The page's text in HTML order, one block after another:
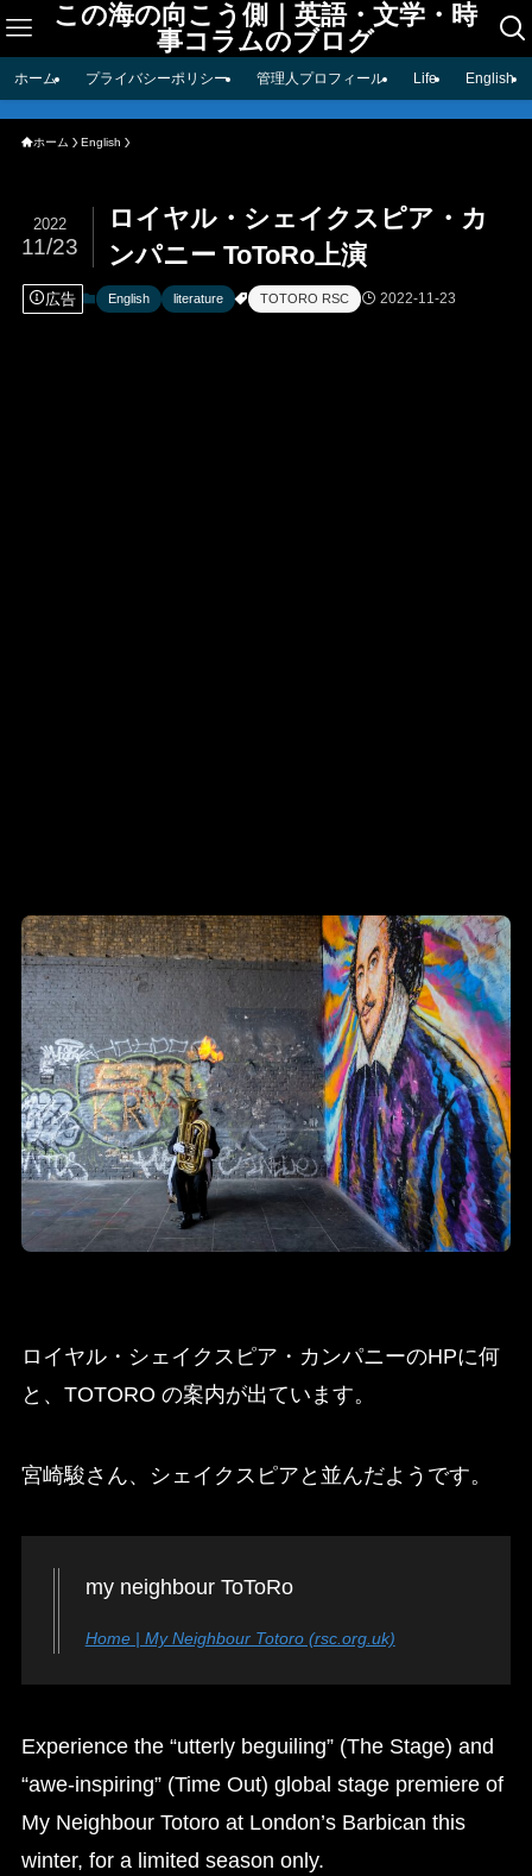
この海の向こう側｜英語・文学・時
事コラムのブログ
ホーム プライバシーポリシー 管理人プロフィール Life English
ホーム English
ロイヤル・シェイクスピア・カ
ンパニー ToToRo上演
2022
11/23
広告 English literature TOTORO RSC 2022-11-23
ロイヤル・シェイクスピア・カンパニーのHPに何
と、TOTORO の案内が出ています。
宮崎駿さん、シェイクスピアと並んだようです。
my neighbour ToToRo
Home | My Neighbour Totoro (rsc.org.uk)
Experience the “utterly beguiling” (The Stage) and
“awe-inspiring” (Time Out) global stage premiere of
My Neighbour Totoro at London’s Barbican this
winter, for a limited season only.